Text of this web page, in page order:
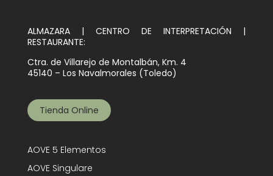
ALMAZARA | CENTRO DE INTERPRETACIÓN |
RESTAURANTE:
Ctra. de Villarejo de Montalbán, Km. 4
45140 – Los Navalmorales (Toledo)
Tienda Online
AOVE 5 Elementos
AOVE Singulare